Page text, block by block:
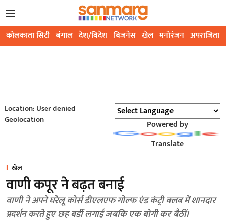
कोलकाता सिटी बंगाल देश/विदेश बिजनेस खेल मनोरंजन अपराजिता
Location: User denied
Geolocation
Powered by
Translate
खेल
वाणी कपूर ने बढ़त बनाई
वाणी ने अपने घरेलू कोर्स डीएलएफ गोल्फ एंड कंट्री क्लब में शानदार
प्रदर्शन करते हुए छह बर्डी लगाईं जबकि एक बोगी कर बैठीं।